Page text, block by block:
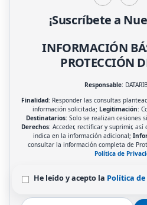
¡Suscríbete a
INFORMACIÓN
PROTECCIÓN
Responsable:
Finalidad: Responder las consultas
información solicitada; Legitimación:
Destinatarios: Solo se realizan cesiones
Derechos: Acceder, rectificar y suprimir,
indica en la información adicional;
consultar la información completa de
Política de
He leído y acepto la Política